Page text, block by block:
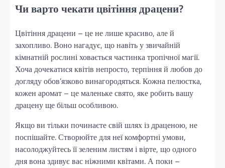
Чи варто чекати цвітіння драцени?
Цвітіння драцени – це не лише красиво, але й
захопливо. Воно нагадує, що навіть у звичайній
кімнатній рослині ховається частинка тропічної магії.
Хоча дочекатися квітів непросто, терпіння й любов до
догляду обов’язково винагородяться. Кожна пелюстка,
кожен аромат – це маленьке свято, яке робить вашу
драцену ще більш особливою.
Якщо ви тільки починаєте свій шлях із драценою, не
поспішайте. Створюйте для неї комфортні умови,
насолоджуйтесь її зеленим листям і вірте, що одного
дня вона здивує вас ніжними квітами. А поки –